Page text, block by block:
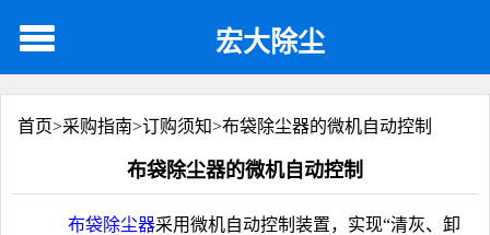
宏大除尘
首页>采购指南>订购须知>布袋除尘器的微机自动控制
布袋除尘器的微机自动控制
布袋除尘器采用微机自动控制装置，实现“清灰、卸